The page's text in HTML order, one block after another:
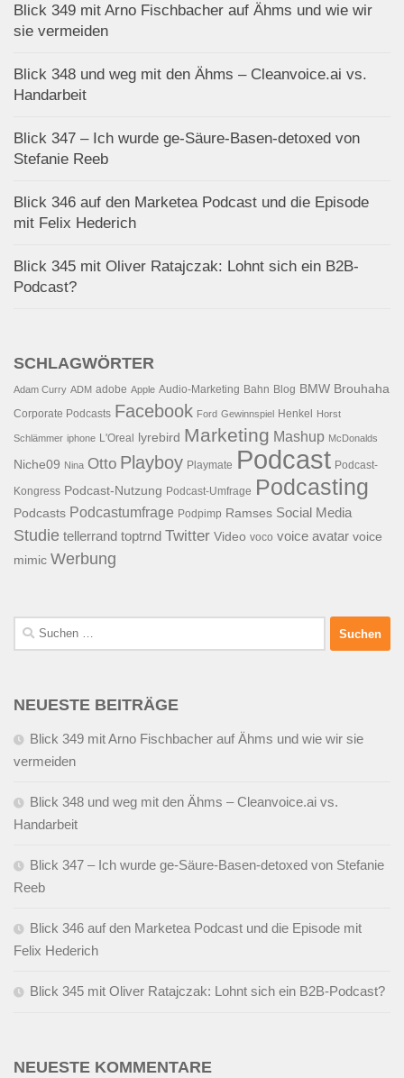
Blick 349 mit Arno Fischbacher auf Ähms und wie wir
sie vermeiden
Blick 348 und weg mit den Ähms – Cleanvoice.ai vs.
Handarbeit
Blick 347 – Ich wurde ge-Säure-Basen-detoxed von
Stefanie Reeb
Blick 346 auf den Marketea Podcast und die Episode
mit Felix Hederich
Blick 345 mit Oliver Ratajczak: Lohnt sich ein B2B-
Podcast?
SCHLAGWÖRTER
Adam Curry ADM adobe Apple Audio-Marketing Bahn Blog BMW Brouhaha
Corporate Podcasts Facebook Ford Gewinnspiel Henkel Horst
Schlämmer iphone L'Oreal lyrebird Marketing Mashup McDonalds
Niche09 Nina Otto Playboy Playmate Podcast Podcast-
Kongress Podcast-Nutzung Podcast-Umfrage Podcasting
Podcasts Podcastumfrage Podpimp Ramses Social Media
Studie tellerrand toptrnd Twitter Video voco voice avatar voice
mimic Werbung
Suchen
nach:
NEUESTE BEITRÄGE
Blick 349 mit Arno Fischbacher auf Ähms und wie wir sie
vermeiden
Blick 348 und weg mit den Ähms – Cleanvoice.ai vs.
Handarbeit
Blick 347 – Ich wurde ge-Säure-Basen-detoxed von Stefanie
Reeb
Blick 346 auf den Marketea Podcast und die Episode mit
Felix Hederich
Blick 345 mit Oliver Ratajczak: Lohnt sich ein B2B-Podcast?
NEUESTE KOMMENTARE